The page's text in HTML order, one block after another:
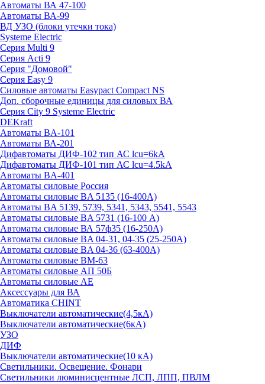
Автоматы ВА 47-100
Автоматы ВА-99
ВД УЗО (блоки утечки тока)
Systeme Electric
Серия Multi 9
Серия Acti 9
Серия "Домовой"
Серия Easy 9
Силовые автоматы Easypact Compact NS
Доп. сборочные единицы для силовых ВА
Серия City 9 Systeme Electric
DEKraft
Автоматы BA-101
Автоматы ВА-201
Дифавтоматы ДИФ-102 тип АС lcu=6kA
Дифавтоматы ДИФ-101 тип АС lcu=4.5kA
Автоматы BA-401
Автоматы силовые Россия
Автоматы силовые BA 5135 (16-400А)
Автоматы BA 5139, 5739, 5341, 5343, 5541, 5543
Автоматы силовые BA 5731 (16-100 А)
Автоматы силовые ВА 57ф35 (16-250А)
Автоматы силовые BA 04-31, 04-35 (25-250А)
Автоматы силовые BA 04-36 (63-400А)
Автоматы силовые ВМ-63
Автоматы силовые АП 50Б
Автоматы силовые АЕ
Аксессуары для ВА
Автоматика CHINT
Выключатели автоматические(4,5кА)
Выключатели автоматические(6кА)
УЗО
ДИФ
Выключатели автоматические(10 кА)
Светильники. Освещение. Фонари
Светильники люминисцентные ЛСП, ЛПП, ПВЛМ